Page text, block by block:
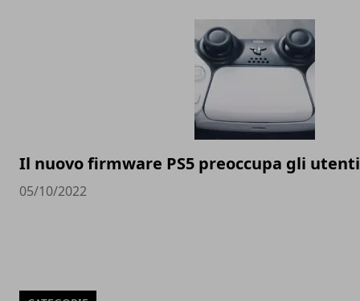
Il nuovo firmware PS5 preoccupa gli utenti
05/10/2022